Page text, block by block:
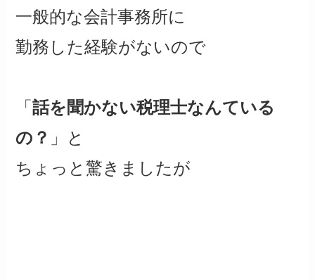
一般的な会計事務所に
勤務した経験がないので
「話を聞かない税理士なんている
の？ 」と
ちょっと驚きましたが